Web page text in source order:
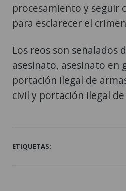
procesamiento y seguir
para esclarecer el
Los reos son señalados
asesinato, asesinato en
portación ilegal de
civil y portación ilegal
ETIQUETAS: